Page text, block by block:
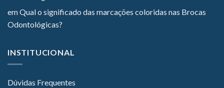
emQual o significado das marcações coloridas nas Brocas
Odontológicas?
INSTITUCIONAL
Dúvidas Frequentes